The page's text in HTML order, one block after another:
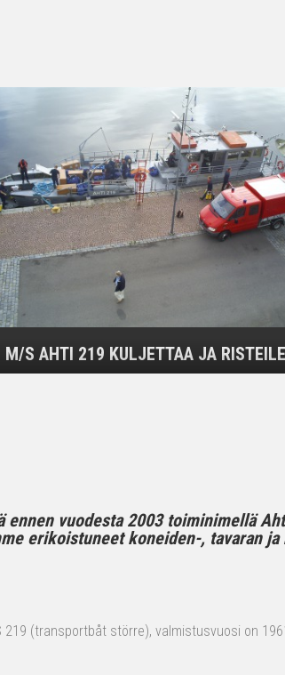
M/S AHTI 219 KULJETTAA JA
vuodesta 2003 toiminimellä
erikoistuneet koneiden-, tavaran
(transportbåt större), valmistusvuosi on